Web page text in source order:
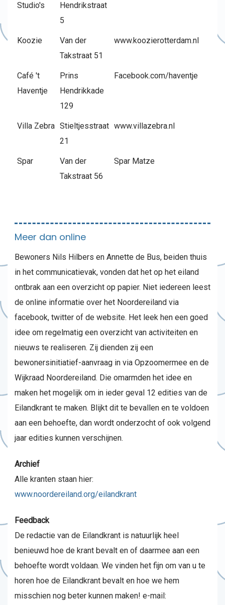
Studio's
Hendrikstraat
5
Koozie
Van der
Takstraat 51
www.koozierotterdam.nl
Café 't
Haventje
Prins
Hendrikkade
129
Facebook.com/haventje
Villa Zebra Stieltjesstraat
21
www.villazebra.nl
Spar
Van der
Takstraat 56
Spar Matze
Meer dan online
Bewoners Nils Hilbers en Annette de Bus, beiden thuis
in het communicatievak, vonden dat het op het eiland
ontbrak aan een overzicht op papier. Niet iedereen leest
de online informatie over het Noordereiland via
facebook, twitter of de website. Het leek hen een goed
idee om regelmatig een overzicht van activiteiten en
nieuws te realiseren. Zij dienden zij een
bewonersinitiatief-aanvraag in via Opzoomermee en de
Wijkraad Noordereiland. Die omarmden het idee en
maken het mogelijk om in ieder geval 12 edities van de
Eilandkrant te maken. Blijkt dit te bevallen en te voldoen
aan een behoefte, dan wordt onderzocht of ook volgend
jaar edities kunnen verschijnen.
Archief
Alle kranten staan hier:
www.noordereiland.org/eilandkrant
Feedback
De redactie van de Eilandkrant is natuurlijk heel
benieuwd hoe de krant bevalt en of daarmee aan een
behoefte wordt voldaan. We vinden het fijn om van u te
horen hoe de Eilandkrant bevalt en hoe we hem
misschien nog beter kunnen maken! e-mail: